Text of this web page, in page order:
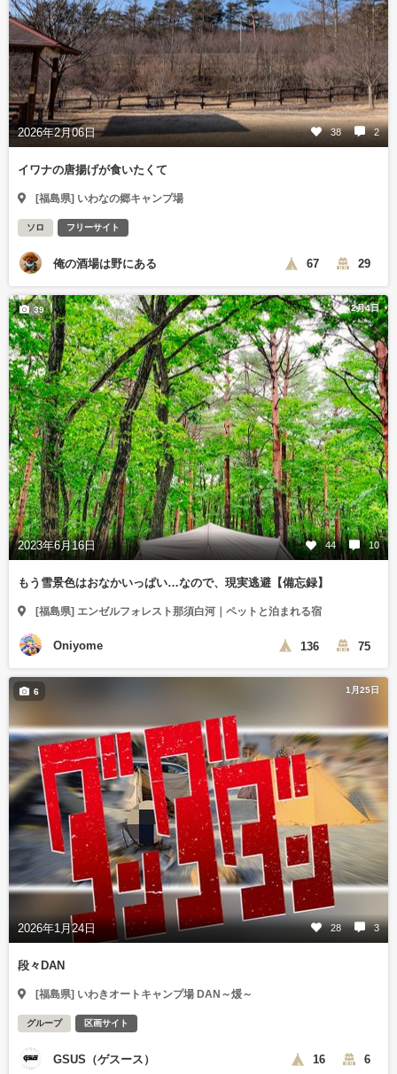
2026年2月06日 38 2
イワナの唐揚げが食いたくて
[福島県] いわなの郷キャンプ場
ソロ フリーサイト
俺の酒場は野にある 67 29
2月4日
2023年6月16日 44 10
39
もう雪景色はおなかいっぱい…なので、現実逃避【備忘録】
[福島県] エンゼルフォレスト那須白河｜ペットと泊まれる宿
Oniyome 136 75
1月25日
2026年1月24日 28 3
6
段々DAN
[福島県] いわきオートキャンプ場 DAN～煖～
グループ 区画サイト
GSUS（ゲスース） 16 6